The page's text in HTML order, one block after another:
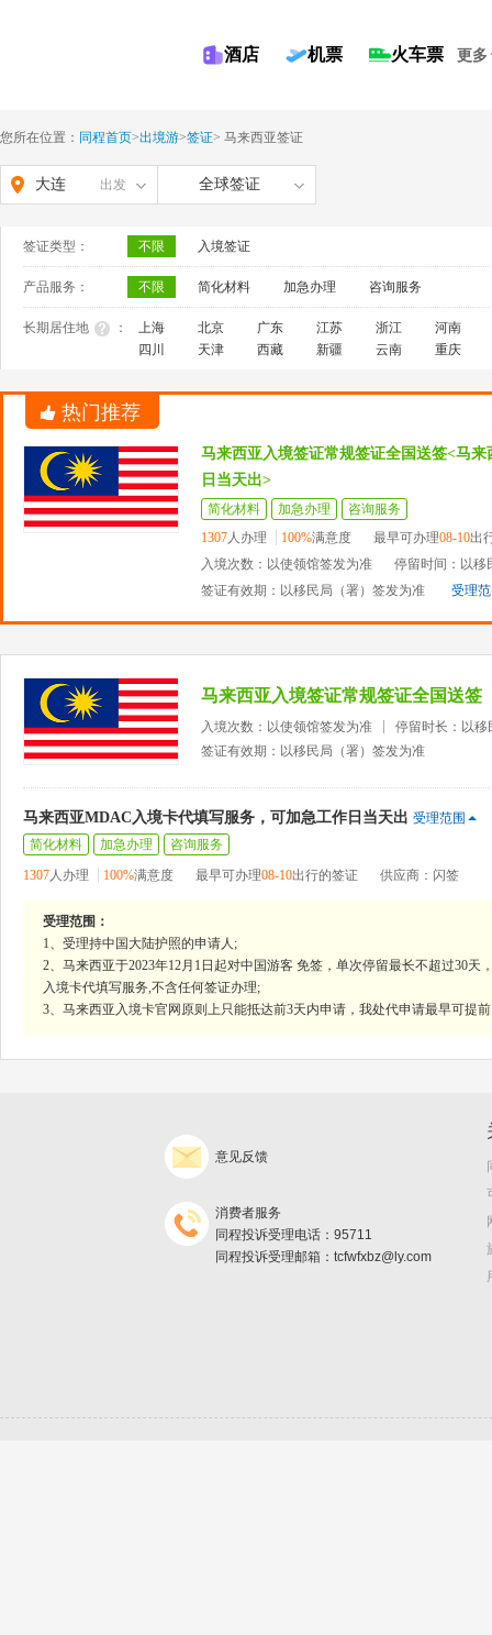
酒店 机票 火车票 更多
您所在位置： 同程首页>出境游>签证> 马来西亚签证
大连 出发 全球签证
签证类型： 不限 入境签证
产品服务： 不限 简化材料 加急办理 咨询服务
长期居住地 ： 上海 北京 广东 江苏 浙江
河南
四川
天津 西藏 新疆 云南 重庆
热门推荐
马来西亚入境签证常规签证全国送签<马
日当天出>
简化材料 加急办理
咨询服务
1307人办理 100%满意度 最早可办理08-10出
入境次数：以使领馆签发为准
停留时间：以移
签证有效期：以移民局（署）签发为准
受理
马来西亚入境签证常规签证全国送签
入境次数：以使领馆签发为准
停留时长：以移
签证有效期：以移民局（署）签发为准
马来西亚MDAC入境卡代填写服务，可加急工作日当天出 受理范围
简化材料
加急办理
咨询服务
1307人办理 100%满意度 最早可办理08-10出行的签证 供应商：闪签
受理范围：
1、受理持中国大陆护照的申请人;
2、马来西亚于2023年12月1日起对中国游客 免签，单次停留最长不超过30
入境卡代填写服务,不含任何签证办理;
3、马来西亚入境卡官网原则上只能抵达前3天内申请，我处代申请最早可提
意见反馈
消费者服务
同程投诉受理电话：95711
同程投诉受理邮箱：tcfwfxbz@ly.com